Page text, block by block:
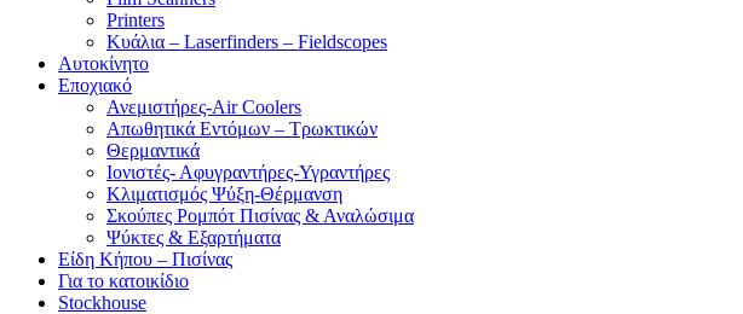
Printers
Κυάλια – Laserfinders – Fieldscopes
Αυτοκίνητο
Εποχιακό
Ανεμιστήρες-Air Coolers
Απωθητικά Εντόμων – Τρωκτικών
Θερμαντικά
Ιονιστές- Αφυγραντήρες-Υγραντήρες
Κλιματισμός Ψύξη-Θέρμανση
Σκούπες Ρομπότ Πισίνας & Αναλώσιμα
Ψύκτες & Εξαρτήματα
Είδη Κήπου – Πισίνας
Για το κατοικίδιο
Stockhouse